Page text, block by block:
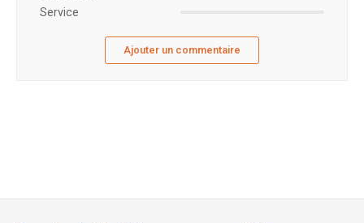
Service
Ajouter un commentaire